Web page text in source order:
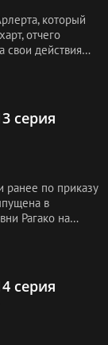
который
отчего
свои действия
серия
ранее по приказу
в
Рагако на
серия